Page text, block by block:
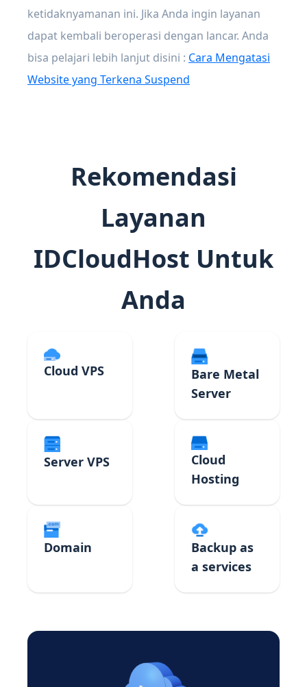
ketidaknyamanan ini. Jika Anda ingin layanan
dapat kembali beroperasi dengan lancar. Anda
bisa pelajari lebih lanjut disini : Cara Mengatasi
Website yang Terkena Suspend
Rekomendasi
Layanan
IDCloudHost Untuk
Anda
Cloud VPS
Bare Metal
Server
Server VPS
Cloud
Hosting
Domain
Backup as
a services